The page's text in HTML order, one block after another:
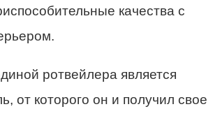
качества с
ротвейлера является
от которого он и получил свое